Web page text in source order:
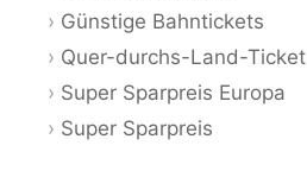
Günstige Bahntickets
Quer-durchs-Land-Ticket
Super Sparpreis Europa
Super Sparpreis